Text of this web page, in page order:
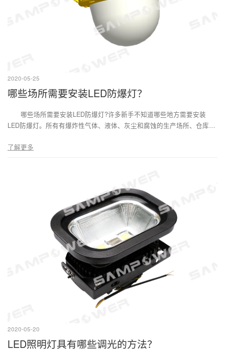
2020-05-25
哪些场所需要安装LED防爆灯？
哪些场所需要安装LED防爆灯?许多新手不知道哪些地方需要安装
LED防爆灯。所有有爆炸性气体、液体、灰尘和腐蚀的生产场所、仓库、
了解更多
2020-05-20
LED照明灯具有哪些调光的方法？